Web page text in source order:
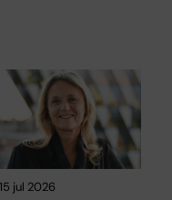
15 jul 2026